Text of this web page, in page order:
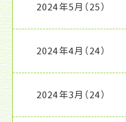
2024年5月 （25）
2024年4月 （24）
2024年3月 （24）